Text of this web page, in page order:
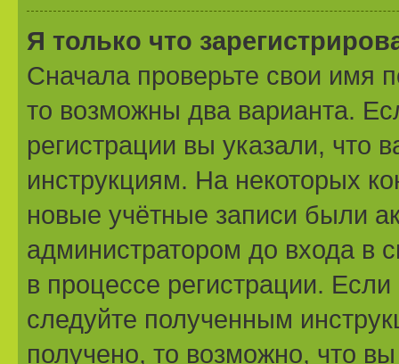
Я только что
Сначала проверьте свои имя
то возможны два варианта.
регистрации вы указали, что
инструкциям. На некоторых
новые учётные записи были
администратором до входа в
в процессе регистрации.
следуйте полученным
получено, то возможно, что